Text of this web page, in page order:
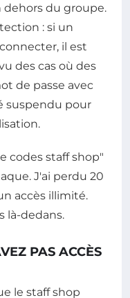
dehors du groupe.
: si un
il est
des cas où des
de passe avec
suspendu pour
codes staff shop"
J'ai perdu 20
accès illimité.
là-dedans.
PAS ACCÈS
le staff shop